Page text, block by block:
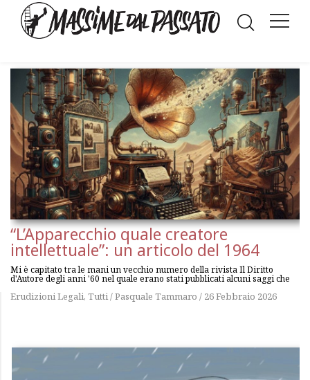
“L’Apparecchio quale creatore
intellettuale”: un articolo del 1964
Mi è capitato tra le mani un vecchio numero della rivista Il Diritto
d'Autore degli anni '60 nel quale erano stati pubblicati alcuni saggi che
Erudizioni Legali, Tutti/Pasquale Tammaro / 26 Febbraio 2026